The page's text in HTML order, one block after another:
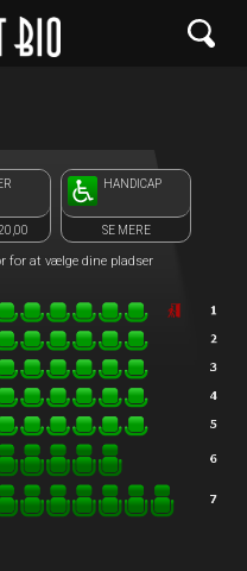
HANDICAP
SE MERE
for at vælge dine pladser